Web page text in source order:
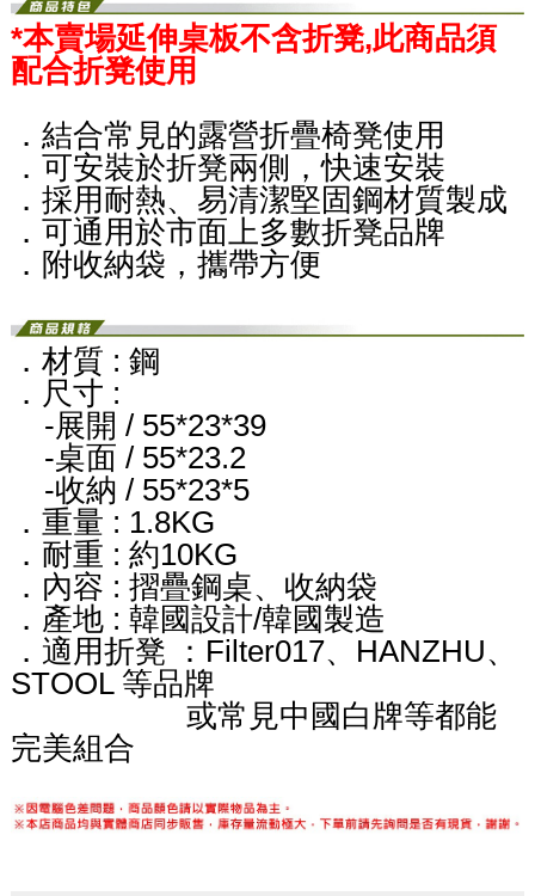
*本賣場延伸桌板不含折凳,此商品須
配合折凳使用
．結合常見的露營折疊椅凳使用
．可安裝於折凳兩側，快速安裝
．採用耐熱、易清潔堅固鋼材質製成
．可通用於市面上多數折凳品牌
．附收納袋，攜帶方便​
．材質 : 鋼
．尺寸 :
-展開 / 55*23*39
-桌面 / 55*23.2
-收納 / 55*23*5
．重量 : 1.8KG
．耐重 : 約10KG
．內容 : 摺疊鋼桌、收納袋
．產地 : 韓國設計/韓國製造
．適用折凳 ：Filter017、HANZHU、
STOOL 等品牌
或常見中國白牌等都能
完美組合